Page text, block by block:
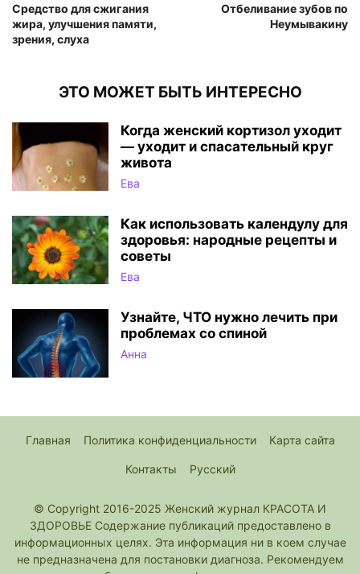
Средство для сжигания
жира, улучшения памяти,
зрения, слуха
Отбеливание зубов по
Неумывакину
ЭТО МОЖЕТ БЫТЬ ИНТЕРЕСНО
Когда женский кортизол уходит
— уходит и спасательный круг
живота
Ева
Как использовать календулу для
здоровья: народные рецепты и
советы
Ева
Узнайте, ЧТО нужно лечить при
проблемах со спиной
Анна
Главная Политика конфиденциальности Карта сайта
Контакты Русский
© Copyright 2016-2025 Женский журнал КРАСОТА И
ЗДОРОВЬЕ Содержание публикаций предоставлено в
информационных целях. Эта информация ни в коем случае
не предназначена для постановки диагноза. Рекомендуем